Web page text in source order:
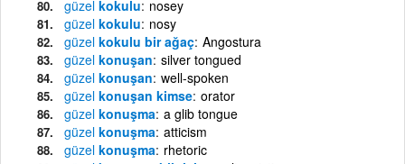
güzel kokulu nosey
güzel kokulu nosy
güzel kokulu bir ağaç Angostura
güzel konuşan silver tongued
güzel konuşan well-spoken
güzel konuşan kimse orator
güzel konuşma a glib tongue
güzel konuşma atticism
güzel konuşma rhetoric